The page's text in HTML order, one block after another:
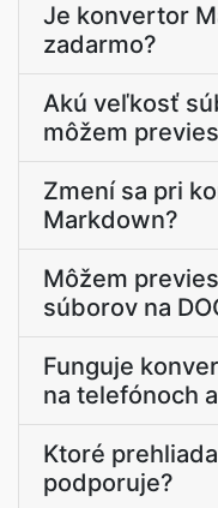
Je konvertor
zadarmo?
Akú veľkosť
môžem
Zmení sa pri
Markdown?
Môžem
súborov na
Funguje
na telefónoch
Ktoré
podporuje?